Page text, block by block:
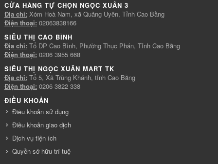
CỬA HÀNG TỰ CHỌN NGỌC XUÂN 3
Địa chỉ: Xóm Hoà Nam, xã Quảng Uyên, Tỉnh Cao Bằng
Điện thoại: 02063838166
SIÊU THỊ CAO BÌNH
Địa chỉ: Tổ DP Cao Bình, Phường Thục Phán, Tỉnh Cao Bằng
Điện thoại: 0206 3955 668
SIÊU THỊ NGỌC XUÂN MART TK
Địa chỉ: Tổ 5, Xã Trùng Khánh, tỉnh Cao Bằng
Điện thoại: 0206 3822 338
ĐIỀU KHOẢN
Điều khoản sử dụng
Điều khoản giao dịch
Dịch vụ tiện ích
Quyền sở hữu trí tuệ